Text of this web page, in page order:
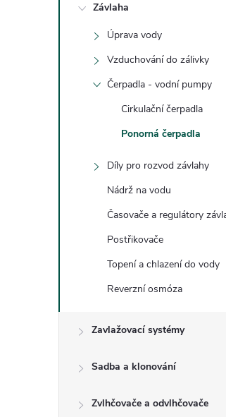
Závlaha
Úprava vody
Vzduchování do zálivky
Čerpadla - vodní pumpy
Cirkulační čerpadla
Ponorná čerpadla
Díly pro rozvod závlahy
Nádrž na vodu
Časovače a regulátory
Postřikovače
Topení a chlazení do vody
Reverzní osmóza
Zavlažovací systémy
Sadba a klonování
Zvlhčovače a odvlhčovače